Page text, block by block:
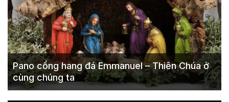
Pano cổng hang đá Emmanuel – Thiên Chúa ở
cùng chúng ta